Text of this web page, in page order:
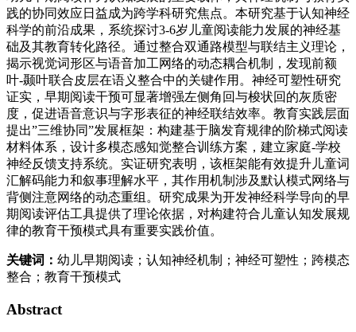
践的协同效应日益成为跨学科研究焦点。本研究基于认知神经
科学的前沿成果，系统探讨3-6岁儿童阅读能力发展的神经基
础及其教育转化路径。通过整合双通路模型与联结主义理论，
揭示视觉词形区与语音加工网络的动态耦合机制，发现前额
叶-颞叶联合皮层在语义整合中的关键作用。神经可塑性研究
证实，早期阅读干预可显著增强左侧角回与梭状回的灰质密
度，促进语音意识与字形表征的神经联结效率。教育实践层面
提出”三维协同”发展框架：构建基于脑发育规律的阶梯式阅读
材料体系，设计多模态感知觉整合训练方案，建立家庭-学校
神经反馈支持系统。实证研究表明，该框架能有效提升儿童词
汇解码能力和叙事理解水平，其作用机制涉及默认模式网络与
背侧注意网络的动态重组。研究成果为开发神经科学导向的早
期阅读评估工具提供了理论依据，对构建符合儿童认知发展规
律的教育干预模式具有重要实践价值。
关键词： 幼儿早期阅读；认知神经机制；神经可塑性；跨模态
整合；教育干预模式
Abstract